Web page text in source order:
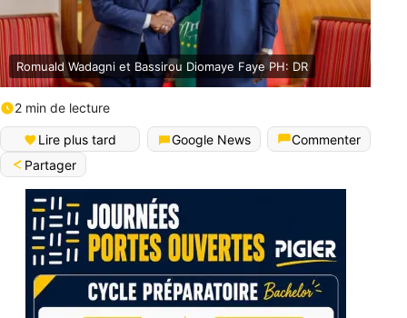
Romuald Wadagni et Bassirou Diomaye Faye PH: DR
2 min de lecture
Lire plus tard Google News
Commenter
Partager